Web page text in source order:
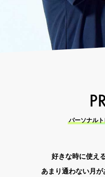
パーソナル
好きな時に使え
あまり通わない月が